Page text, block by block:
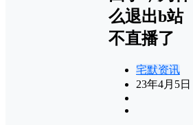
么退出b站
不直播了
宅默资讯
23年4月5日